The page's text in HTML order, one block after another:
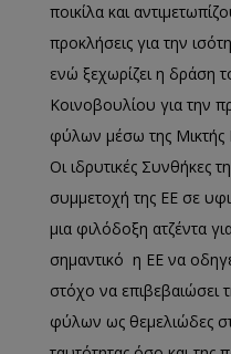
ποικίλα και
προκλήσεις για την
ενώ ξεχωρίζει η δράση
Κοινοβουλίου για την
φύλων μέσω της Μικτής
Οι ιδρυτικές Συνθήκες
συμμετοχή της ΕΕ σε
μια φιλόδοξη ατζέντα
σημαντικό η ΕΕ να
στόχο να επιβεβαιώσει
φύλων ως θεμελιώδες